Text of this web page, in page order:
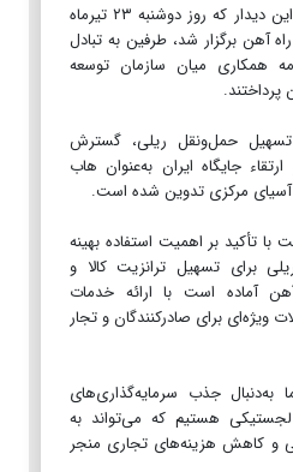
️به گزارش اقتصادسرآمد، ️در این دیدار که روز دوشنبه ۲۳ تیرماه
آهن برگزار شد، طرفین به تبادل
همکاری میان سازمان توسعه
تسهیل حمل‌ونقل ریلی، گسترش
جایگاه ایران به‌عنوان هاب
و آسیای مرکزی تدوین شده است.
تأکید بر اهمیت استفاده بهینه
برای تسهیل ترانزیت کالا و
آماده است با ارائه خدمات
ویژه‌ای برای صادرکنندگان و تجار
به‌دنبال جذب سرمایه‌گذاری‌های
هستیم که می‌تواند به
و کاهش هزینه‌های تجاری منجر